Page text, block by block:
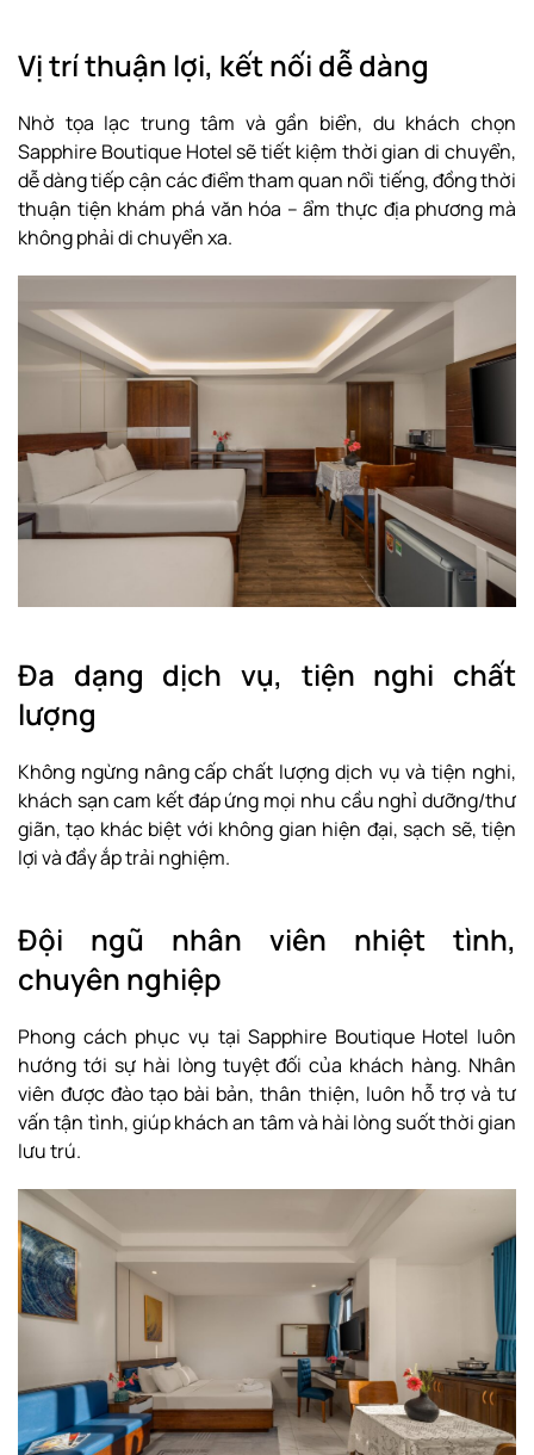
Vị trí thuận lợi, kết nối dễ dàng
Nhờ tọa lạc trung tâm và gần biển, du khách chọn
Sapphire Boutique Hotel sẽ tiết kiệm thời gian di chuyển,
dễ dàng tiếp cận các điểm tham quan nổi tiếng, đồng thời
thuận tiện khám phá văn hóa – ẩm thực địa phương mà
không phải di chuyển xa.
Đa dạng dịch vụ, tiện nghi chất
lượng
Không ngừng nâng cấp chất lượng dịch vụ và tiện nghi,
khách sạn cam kết đáp ứng mọi nhu cầu nghỉ dưỡng/thư
giãn, tạo khác biệt với không gian hiện đại, sạch sẽ, tiện
lợi và đầy ắp trải nghiệm.
Đội ngũ nhân viên nhiệt tình,
chuyên nghiệp
Phong cách phục vụ tại Sapphire Boutique Hotel luôn
hướng tới sự hài lòng tuyệt đối của khách hàng. Nhân
viên được đào tạo bài bản, thân thiện, luôn hỗ trợ và tư
vấn tận tình, giúp khách an tâm và hài lòng suốt thời gian
lưu trú.